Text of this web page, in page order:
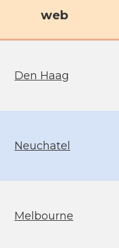
web
Den Haag
Neuchatel
Melbourne